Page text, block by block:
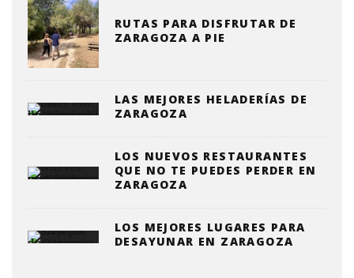
RUTAS PARA DISFRUTAR DE
ZARAGOZA A PIE
LAS MEJORES HELADERÍAS DE
ZARAGOZA
LOS NUEVOS RESTAURANTES
QUE NO TE PUEDES PERDER EN
ZARAGOZA
LOS MEJORES LUGARES PARA
DESAYUNAR EN ZARAGOZA